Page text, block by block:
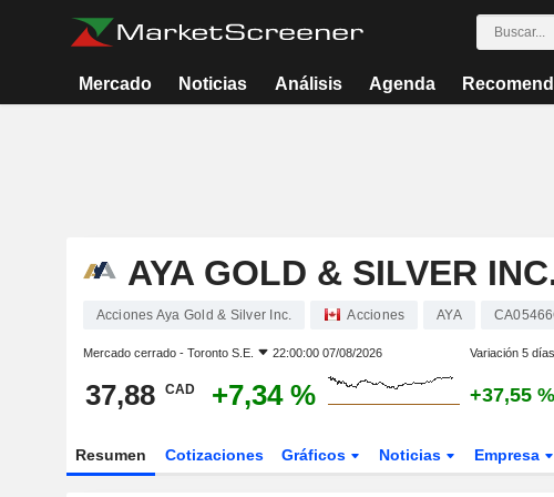
Mercado Noticias Análisis Agenda
AYA GOLD & SILVER
Acciones Aya Gold & Silver Inc. Acciones AYA
Mercado cerrado - Toronto S.E. 22:00:00 07/08/2026 Variación 5 días
37,88 CAD +7,34 % +37,55 %
Resumen Cotizaciones Gráficos Noticias Empresa